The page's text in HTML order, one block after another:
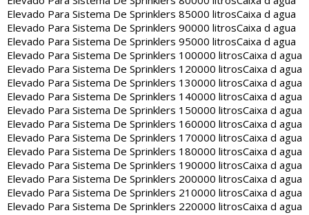
Elevado Para Sistema De Sprinklers 85000 litrosCaixa d agua
Elevado Para Sistema De Sprinklers 90000 litrosCaixa d agua
Elevado Para Sistema De Sprinklers 95000 litrosCaixa d agua
Elevado Para Sistema De Sprinklers 100000 litrosCaixa d agua
Elevado Para Sistema De Sprinklers 120000 litrosCaixa d agua
Elevado Para Sistema De Sprinklers 130000 litrosCaixa d agua
Elevado Para Sistema De Sprinklers 140000 litrosCaixa d agua
Elevado Para Sistema De Sprinklers 150000 litrosCaixa d agua
Elevado Para Sistema De Sprinklers 160000 litrosCaixa d agua
Elevado Para Sistema De Sprinklers 170000 litrosCaixa d agua
Elevado Para Sistema De Sprinklers 180000 litrosCaixa d agua
Elevado Para Sistema De Sprinklers 190000 litrosCaixa d agua
Elevado Para Sistema De Sprinklers 200000 litrosCaixa d agua
Elevado Para Sistema De Sprinklers 210000 litrosCaixa d agua
Elevado Para Sistema De Sprinklers 220000 litrosCaixa d agua